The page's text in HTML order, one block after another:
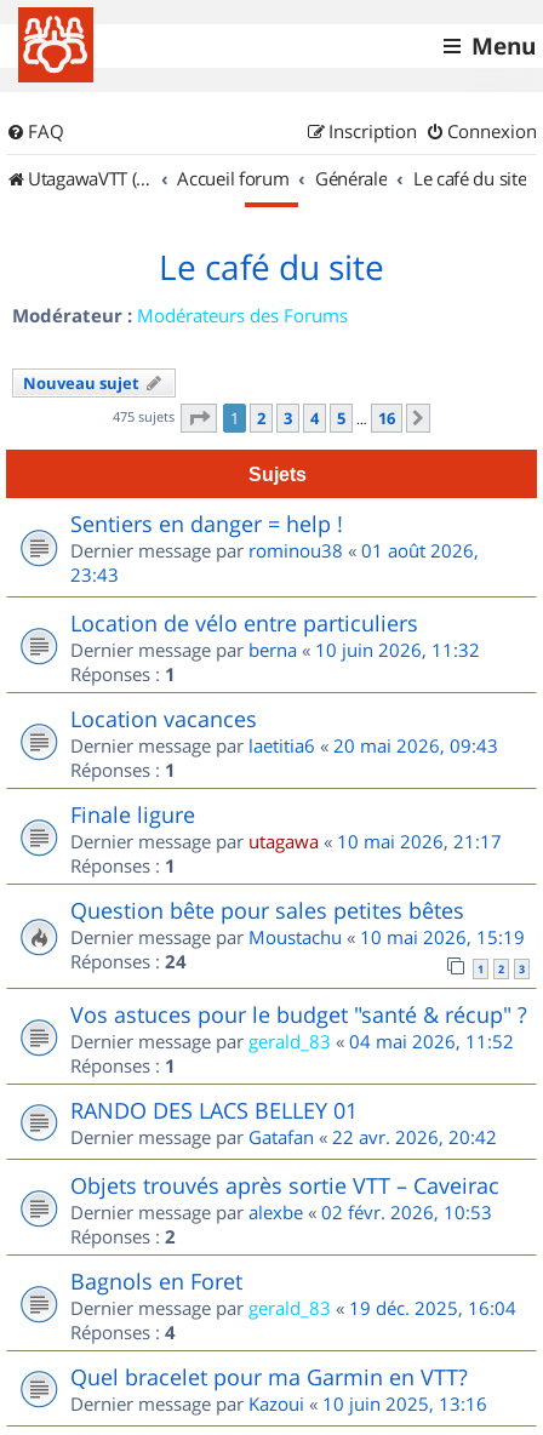
Menu
FAQ Connexion
Inscription
UtagawaVTT (Randos VTT et VTTAE avec traces GPS)
Accueil forum Générale Le café du site
Le café du site
Modérateur : Modérateurs des Forums
Nouveau sujet
475 sujets Page 1sur
1 2 3 4 5 … 16
Sujets
Sentiers en danger = help !
Dernier message par rominou38 « 01 août 2026,
23:43
Location de vélo entre particuliers
Dernier message par berna « 10 juin 2026, 11:32
Réponses : 1
Location vacances
Dernier message par laetitia6 « 20 mai 2026, 09:43
Réponses : 1
Finale ligure
Dernier message par utagawa « 10 mai 2026, 21:17
Réponses : 1
Question bête pour sales petites bêtes
Dernier message par Moustachu « 10 mai 2026, 15:19
Réponses : 24 1 2 3
Vos astuces pour le budget "santé & récup" ?
Dernier message par gerald_83 « 04 mai 2026, 11:52
Réponses : 1
RANDO DES LACS BELLEY 01
Dernier message par Gatafan « 22 avr. 2026, 20:42
Objets trouvés après sortie VTT – Caveirac
Dernier message par alexbe « 02 févr. 2026, 10:53
Réponses : 2
Bagnols en Foret
Dernier message par gerald_83 « 19 déc. 2025, 16:04
Réponses : 4
Quel bracelet pour ma Garmin en VTT?
Dernier message par Kazoui « 10 juin 2025, 13:16